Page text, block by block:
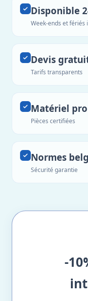
Disponible
Week-ends et fériés
Devis
Tarifs transparents
Matériel pro
Pièces certifiées
Normes
Sécurité garantie
-